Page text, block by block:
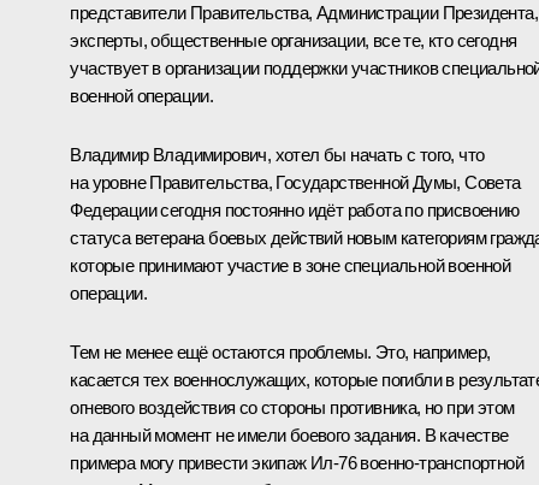
представители Правительства, Администрации Президента,
эксперты, общественные организации, все те, кто сегодня
участвует в организации поддержки участников
военной операции.
Владимир Владимирович, хотел бы начать с того, что
на уровне Правительства, Государственной Думы, Совета
Федерации сегодня постоянно идёт работа по присвоению
статуса ветерана боевых действий новым категориям
которые принимают участие в зоне специальной военной
операции.
Тем не менее ещё остаются проблемы. Это, например,
касается тех военнослужащих, которые погибли в
огневого воздействия со стороны противника, но при этом
на данный момент не имели боевого задания. В качестве
примера могу привести экипаж Ил-76 военно-транспортной